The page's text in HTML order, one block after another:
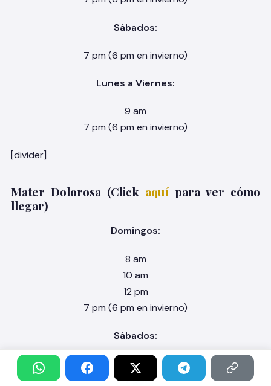
Sábados:
7 pm (6 pm en invierno)
Lunes a Viernes:
9 am
7 pm (6 pm en invierno)
[divider]
Mater Dolorosa (Click aquí para ver cómo
llegar)
Domingos:
8 am
10 am
12 pm
7 pm (6 pm en invierno)
Sábados:
8 am
7 pm